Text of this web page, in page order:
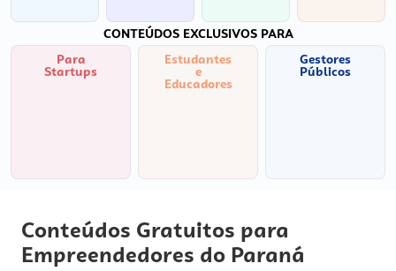
CONTEÚDOS EXCLUSIVOS PARA
Para
Startups
Estudantes
e
Educadores
Gestores
Públicos
Conteúdos Gratuitos para
Empreendedores do Paraná